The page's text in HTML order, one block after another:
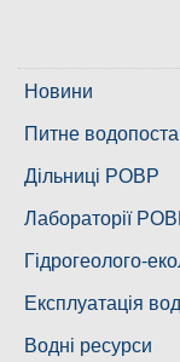
Новини
Питне
м. Миколаїв
Казанківська ТГ
Дільниці РОВР
Новоодеська
Воскресенська
Ковалівська
Новобузька
Лабораторії
Лабораторія
Лабораторія
Гідрогеолого-
Експлуатація
Водні ресурси